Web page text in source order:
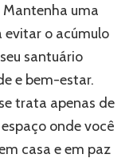
uma
o acúmulo
santuário
e bem-estar.
trata apenas de
onde você
casa e em paz